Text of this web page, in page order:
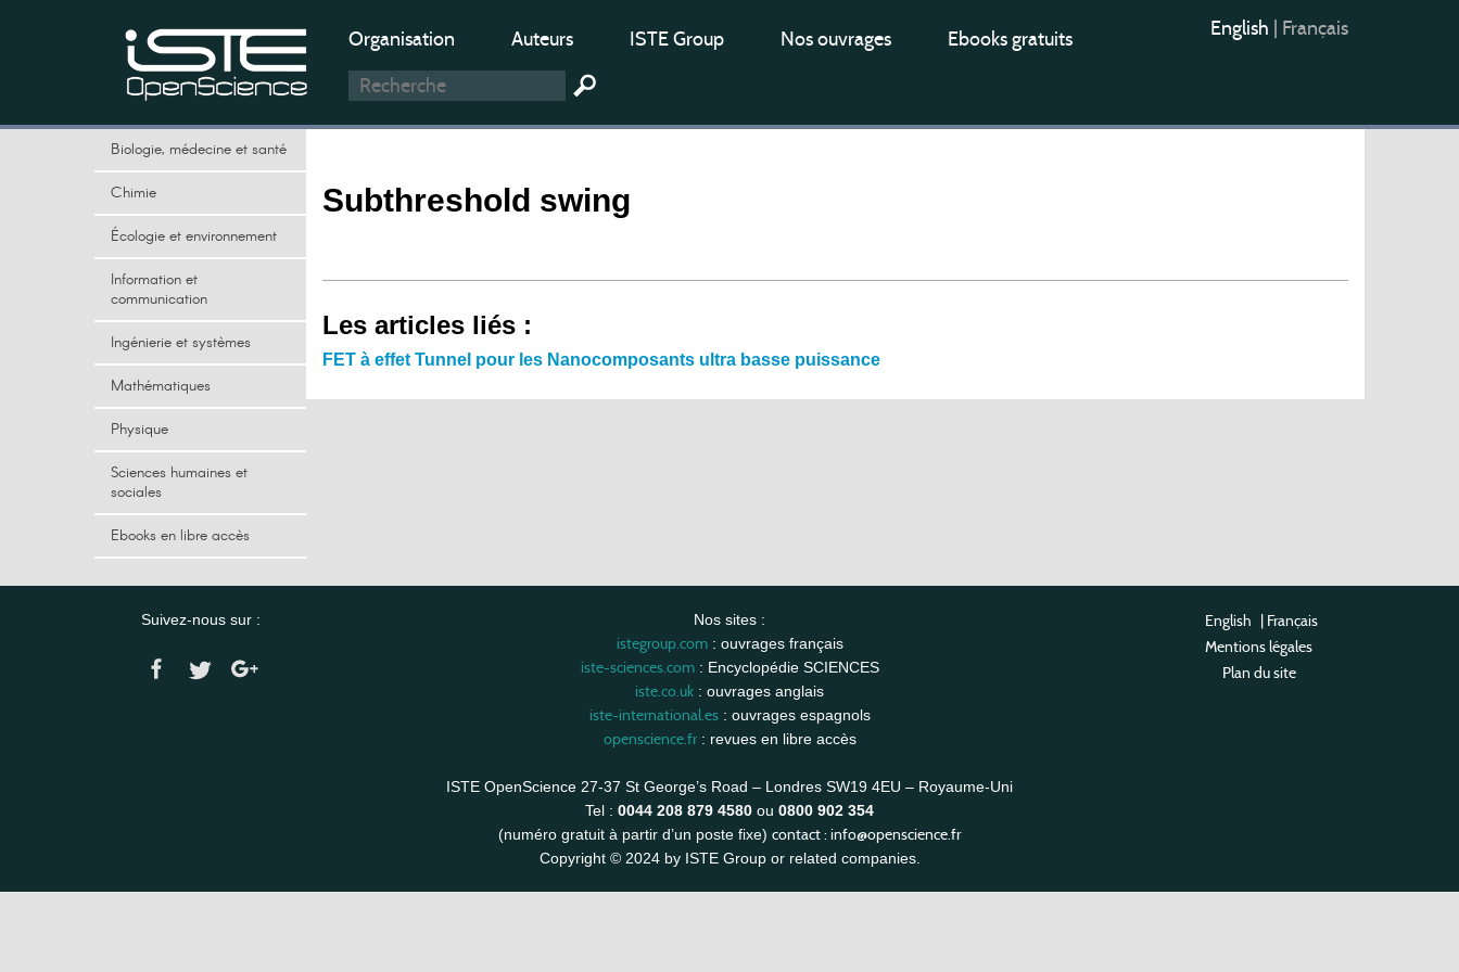
Organisation Auteurs ISTE Group Nos ouvrages Ebooks gratuits English Français
Biologie, médecine et santé
Chimie
Écologie et environnement
Information et
communication
Ingénierie et systèmes
Mathématiques
Physique
Sciences humaines et
sociales
Ebooks en libre accès
Subthreshold swing
Les articles liés :
FET à effet Tunnel pour les Nanocomposants ultra basse puissance
Suivez-nous sur : Nos sites :
istegroup.com: ouvrages français
iste-sciences.com: Encyclopédie SCIENCES
iste.co.uk : ouvrages anglais
iste-international.es: ouvrages espagnols
openscience.fr: revues en libre accès
ISTE OpenScience 27-37 St George’s Road – Londres SW19 4EU – Royaume-Uni
Tel : 0044 208 879 4580 ou 0800 902 354
(numéro gratuit à partir d’un poste fixe) contact : info@openscience.fr
Copyright © 2024 by ISTE Group or related companies.
English | Français
Mentions légales
Plan du site